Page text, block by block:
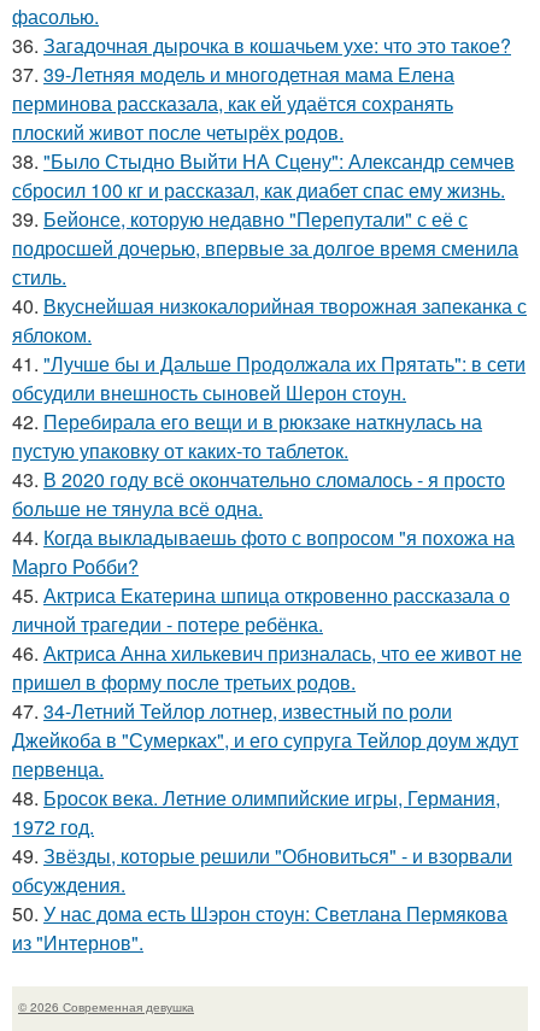
фасолью.
36. Загадочная дырочка в кошачьем ухе: что это такое?
37. 39-Летняя модель и многодетная мама Елена
перминова рассказала, как ей удаётся сохранять
плоский живот после четырёх родов.
38. "Было Стыдно Выйти НА Сцену": Александр семчев
сбросил 100 кг и рассказал, как диабет спас ему жизнь.
39. Бейонсе, которую недавно "Перепутали" с её с
подросшей дочерью, впервые за долгое время сменила
стиль.
40. Вкуснейшая низкокалорийная творожная запеканка с
яблоком.
41. "Лучше бы и Дальше Продолжала их Прятать": в сети
обсудили внешность сыновей Шерон стоун.
42. Перебирала его вещи и в рюкзаке наткнулась на
пустую упаковку от каких-то таблеток.
43. В 2020 году всё окончательно сломалось - я просто
больше не тянула всё одна.
44. Когда выкладываешь фото с вопросом "я похожа на
Марго Робби?
45. Актриса Екатерина шпица откровенно рассказала о
личной трагедии - потере ребёнка.
46. Актриса Анна хилькевич призналась, что ее живот не
пришел в форму после третьих родов.
47. 34-Летний Тейлор лотнер, известный по роли
Джейкоба в "Сумерках", и его супруга Тейлор доум ждут
первенца.
48. Бросок века. Летние олимпийские игры, Германия,
1972 год.
49. Звёзды, которые решили "Обновиться" - и взорвали
обсуждения.
50. У нас дома есть Шэрон стоун: Светлана Пермякова
из "Интернов".
© 2026 Современная девушка